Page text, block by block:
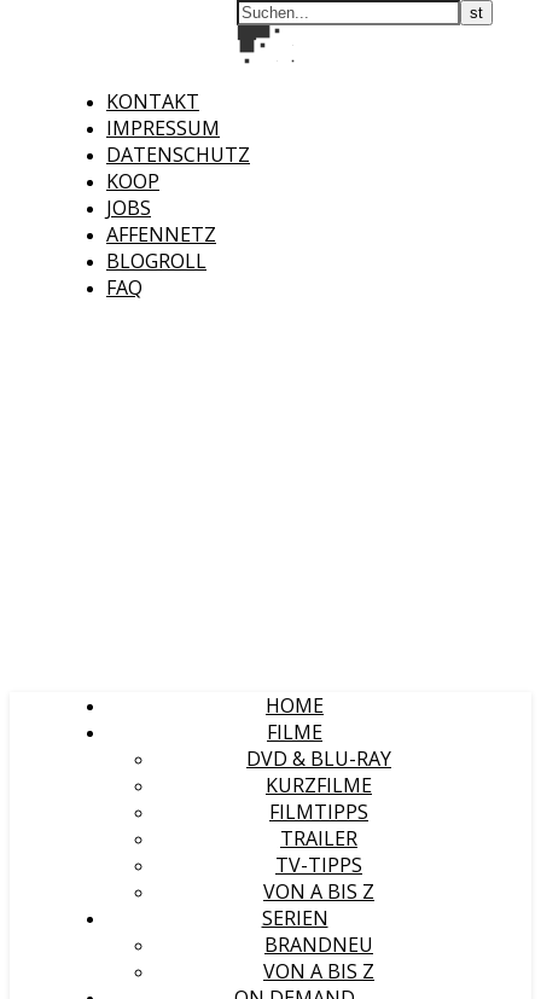
KONTAKT
IMPRESSUM
DATENSCHUTZ
KOOP
JOBS
AFFENNETZ
BLOGROLL
FAQ
HOME
FILME
DVD & BLU-RAY
KURZFILME
FILMTIPPS
TRAILER
TV-TIPPS
VON A BIS Z
SERIEN
BRANDNEU
VON A BIS Z